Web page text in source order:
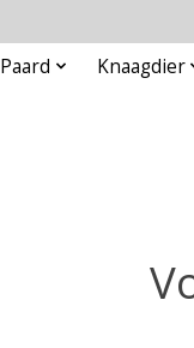
Paard Knaagdier